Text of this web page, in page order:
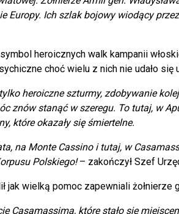
Europy. Ich szlak bojowy wiodący
heroicznych walk kampanii
choć wielu z nich nie udało się
heroiczne szturmy, zdobywanie
znów stanąć w szeregu. To tutaj, w
które okazały się śmiertelne.
na Monte Cassino i tutaj, w
Polskiego!– zakończył Szef
jak wielką pomoc zapewniali
Casamassima, które stało się